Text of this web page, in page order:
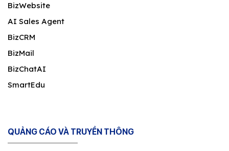
BizWebsite
AI Sales Agent
BizCRM
BizMail
BizChatAI
SmartEdu
QUẢNG CÁO VÀ TRUYỀN THÔNG